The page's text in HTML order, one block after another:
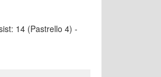
14 (Pastrello 4) -